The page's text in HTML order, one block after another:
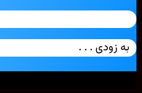
زودی . . .